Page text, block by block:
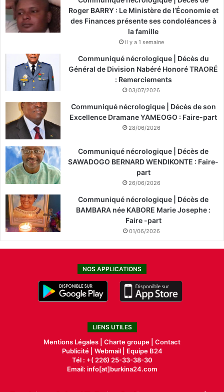
Roger BARRY : Le Ministère de l’Économie et
des Finances présente ses condoléances à
la famille
il y a 1 semaine
Communiqué nécrologique | Décès du
Général de Division Nabéré Honoré TRAORÉ
: Remerciements
03/07/2026
Communiqué nécrologique | Décès de son
Excellence Dramane YAMEOGO : Faire-part
28/06/2026
Communiqué nécrologique | Décès de
SAWADOGO BERNARD WENDIKONTE : Faire-
part
26/06/2026
Communiqué nécrologique | Décès de
BAMBARA née KABORE Marie Josephe :
Faire -part
01/06/2026
NOS APPLICATIONS
LIENS UTILES
Mentions Légales | Charte groupe | Contact
Publicité| Webmail |
Equipe B24
Tél : +( 226) 25-33-38-30
Email: info[at]burkina24.com